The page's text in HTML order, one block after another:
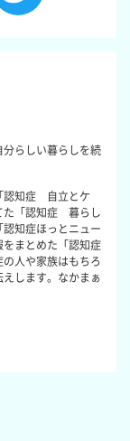
らしい暮らしを続
認知症 自立とケ
た「認知症 暮らし
知症ほっとニュー
まとめた「認知症
人や家族はもちろ
します。なかまぁ